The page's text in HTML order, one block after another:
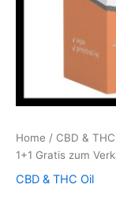
Home / CBD &
1+1 Gratis zum
CBD & THC Oil